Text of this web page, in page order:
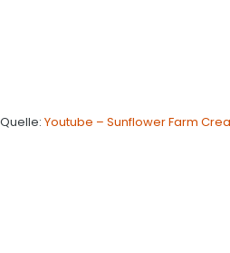
Quelle: Youtube – Sunflower Farm